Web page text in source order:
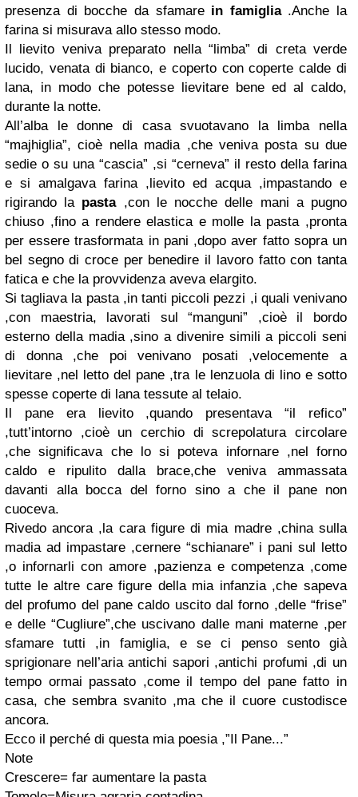
presenza di bocche da sfamare in famiglia.Anche la
farina si misurava allo stesso modo.
Il lievito veniva preparato nella “limba” di creta verde
lucido, venata di bianco, e coperto con coperte calde di
lana, in modo che potesse lievitare bene ed al caldo,
durante la notte.
All’alba le donne di casa svuotavano la limba nella
“majhiglia”, cioè nella madia ,che veniva posta su due
sedie o su una “cascia” ,si “cerneva” il resto della farina
e si amalgava farina ,lievito ed acqua ,impastando e
rigirando la pasta,con le nocche delle mani a pugno
chiuso ,fino a rendere elastica e molle la pasta ,pronta
per essere trasformata in pani ,dopo aver fatto sopra un
bel segno di croce per benedire il lavoro fatto con tanta
fatica e che la provvidenza aveva elargito.
Si tagliava la pasta ,in tanti piccoli pezzi ,i quali venivano
,con maestria, lavorati sul “manguni” ,cioè il bordo
esterno della madia ,sino a divenire simili a piccoli seni
di donna ,che poi venivano posati ,velocemente a
lievitare ,nel letto del pane ,tra le lenzuola di lino e sotto
spesse coperte di lana tessute al telaio.
Il pane era lievito ,quando presentava “il refico”
,tutt’intorno ,cioè un cerchio di screpolatura circolare
,che significava che lo si poteva infornare ,nel forno
caldo e ripulito dalla brace,che veniva ammassata
davanti alla bocca del forno sino a che il pane non
cuoceva.
Rivedo ancora ,la cara figure di mia madre ,china sulla
madia ad impastare ,cernere “schianare” i pani sul letto
,o infornarli con amore ,pazienza e competenza ,come
tutte le altre care figure della mia infanzia ,che sapeva
del profumo del pane caldo uscito dal forno ,delle “frise”
e delle “Cugliure”,che uscivano dalle mani materne ,per
sfamare tutti ,in famiglia, e se ci penso sento già
sprigionare nell’aria antichi sapori ,antichi profumi ,di un
tempo ormai passato ,come il tempo del pane fatto in
casa, che sembra svanito ,ma che il cuore custodisce
ancora.
Ecco il perché di questa mia poesia ,”Il Pane...”
Note
Crescere= far aumentare la pasta